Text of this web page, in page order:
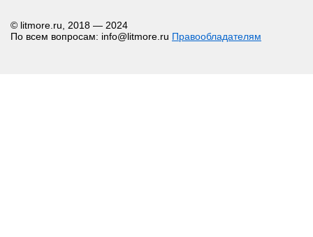
© litmore.ru, 2018 — 2024
По всем вопросам: info@litmore.ru Правообладателям